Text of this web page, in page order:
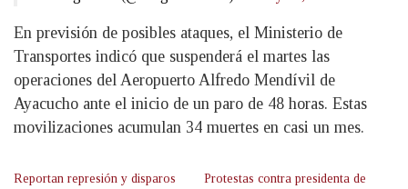
En previsión de posibles ataques, el Ministerio de
Transportes indicó que suspenderá el martes las
operaciones del Aeropuerto Alfredo Mendívil de
Ayacucho ante el inicio de un paro de 48 horas. Estas
movilizaciones acumulan 34 muertes en casi un mes.
Reportan represión y disparos
Protestas contra presidenta de